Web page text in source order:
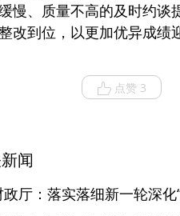
慢、质量不高的及时约谈
改到位，以更加优异成绩
点赞 3
闻
厅：落实落细新一轮深化